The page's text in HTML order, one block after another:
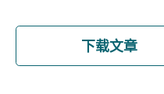
下载文章